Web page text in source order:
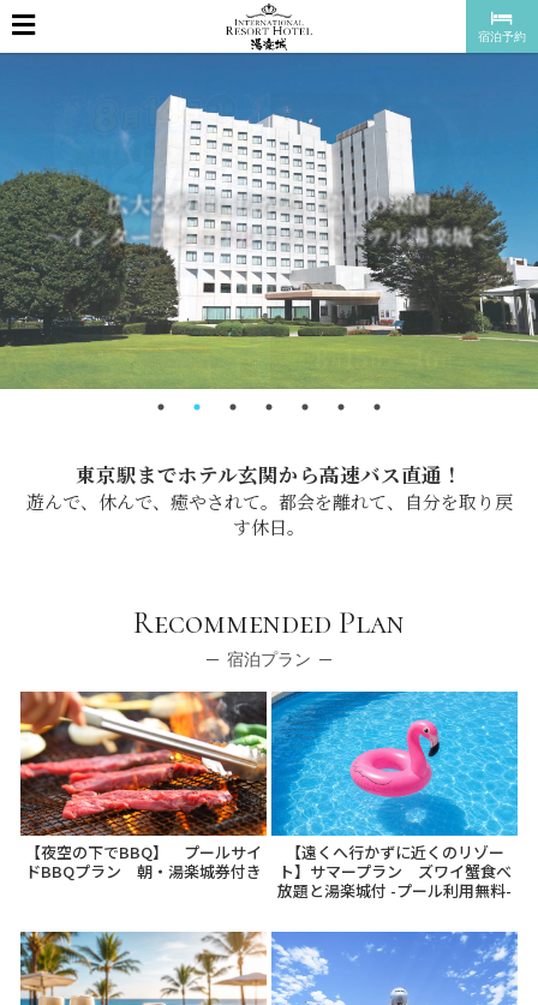
広大な敷地に広がる、癒しの楽園
～インターナショナルリゾートホテル湯楽城～
東京駅までホテル玄関から高速バス直通！
遊んで、休んで、癒やされて。都会を離れて、自分を取り戻
す休日。
Recommended Plan
宿泊プラン
【夜空の下でBBQ】 プールサイ
ドBBQプラン 朝・湯楽城券付き
【遠くへ行かずに近くのリゾー
ト】サマープラン ズワイ蟹食べ
放題と湯楽城付 -プール利用無料-
宿泊予約